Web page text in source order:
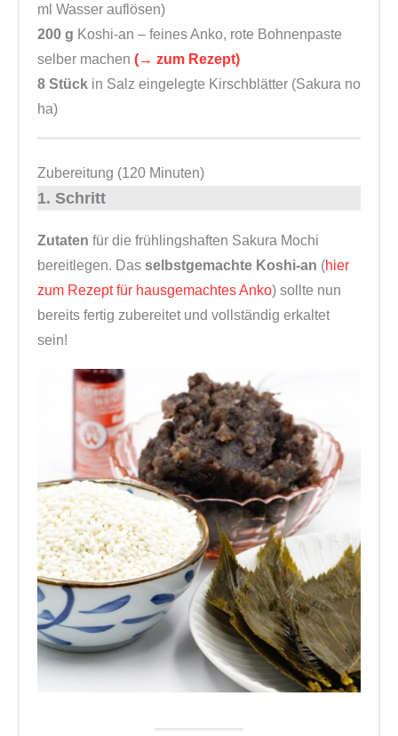
ml Wasser auflösen)
200 g Koshi-an – feines Anko, rote Bohnenpaste
selber machen (→ zum Rezept)
8 Stück in Salz eingelegte Kirschblätter (Sakura no
ha)
Zubereitung (120 Minuten)
1. Schritt
Zutaten für die frühlingshaften Sakura Mochi
bereitlegen. Das selbstgemachte Koshi-an (hier
zum Rezept für hausgemachtes Anko) sollte nun
bereits fertig zubereitet und vollständig erkaltet
sein!